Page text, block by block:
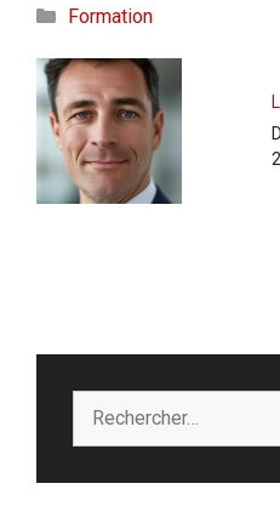
Catégories
Formation